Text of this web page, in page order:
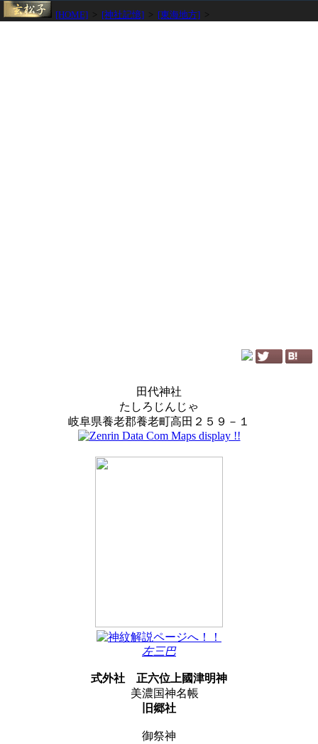
[HOME] [神社記憶] [東海地方]
田代神社
たしろじんじゃ
岐阜県養老郡養老町高田２５９－１
左三巴
式外社
正六位上國津明神
美濃国神名帳
旧郷社
御祭神